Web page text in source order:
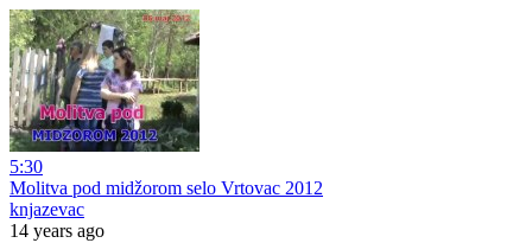
5:30
Molitva pod midžorom selo Vrtovac 2012
knjazevac
14 years ago